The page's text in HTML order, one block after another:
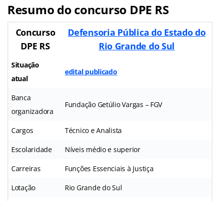
Resumo do concurso DPE RS
Concurso
DPE RS
Defensoria Pública do Estado do
Rio Grande do Sul
Situação
atual
edital publicado
Banca
organizadora
Fundação Getúlio Vargas – FGV
Cargos Técnico e Analista
Escolaridade Níveis médio e superior
Carreiras Funções Essenciais à Justiça
Lotação Rio Grande do Sul